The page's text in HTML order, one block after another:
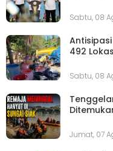
Sabtu, 08
492
Sabtu, 08
Jumat, 07